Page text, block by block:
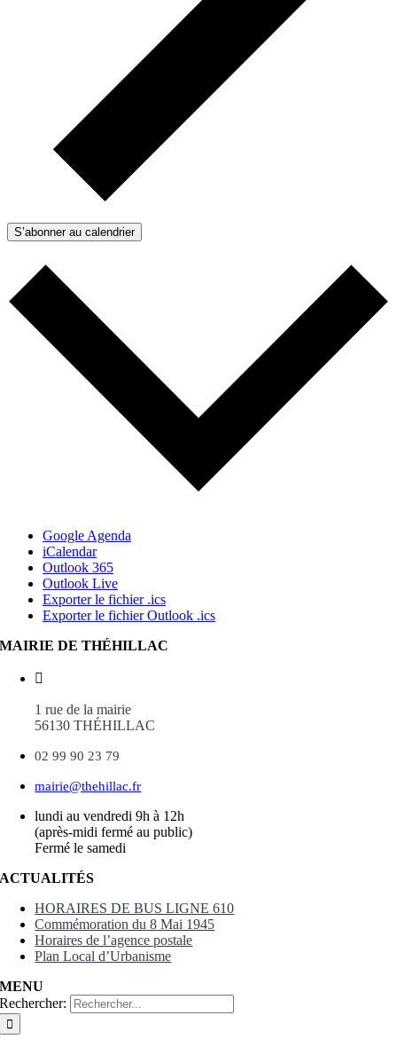
S’abonner au calendrier
Google Agenda
iCalendar
Outlook 365
Outlook Live
Exporter le fichier .ics
Exporter le fichier Outlook .ics
MAIRIE DE THÉHILLAC
1 rue de la mairie
56130 THÉHILLAC
02 99 90 23 79
mairie@thehillac.fr
lundi au vendredi 9h à 12h
(après-midi fermé au public)
Fermé le samedi
ACTUALITÉS
HORAIRES DE BUS LIGNE 610
Commémoration du 8 Mai 1945
Horaires de l’agence postale
Plan Local d’Urbanisme
MENU
Rechercher: